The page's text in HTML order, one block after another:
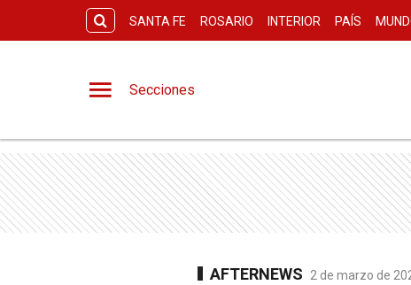
SANTA FE ROSARIO INTERIOR PAÍS
Secciones
AFTERNEWS 2 de marzo de